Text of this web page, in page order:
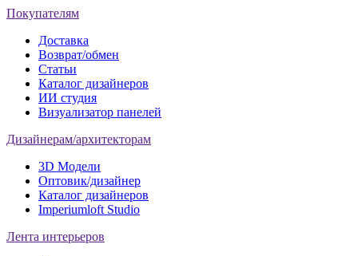
Покупателям
Доставка
Возврат/обмен
Статьи
Каталог дизайнеров
ИИ студия
Визуализатор панелей
Дизайнерам/архитекторам
3D Модели
Оптовик/дизайнер
Каталог дизайнеров
Imperiumloft Studio
Лента интерьеров